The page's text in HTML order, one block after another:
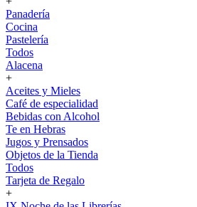
Panadería
Cocina
Pastelería
Todos
Alacena
+
Aceites y Mieles
Café de especialidad
Bebidas con Alcohol
Te en Hebras
Jugos y Prensados
Objetos de la Tienda
Todos
Tarjeta de Regalo
+